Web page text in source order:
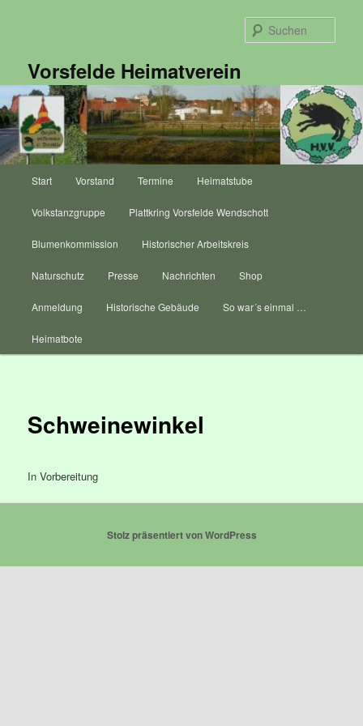
Vorsfelde Heimatverein
Start Vorstand Termine Heimatstube
Volkstanzgruppe Plattkring Vorsfelde Wendschott
Blumenkommission Historischer Arbeitskreis
Naturschutz Presse Nachrichten Shop
Anmeldung Historische Gebäude So war´s einmal …
Heimatbote
Schweinewinkel
In Vorbereitung
Stolz präsentiert von WordPress